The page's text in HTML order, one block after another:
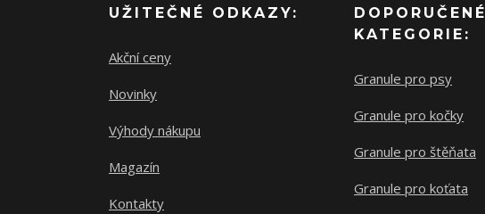
UŽITEČNÉ ODKAZY:
Akční ceny
Novinky
Výhody nákupu
Magazín
Kontakty
DOPORUČENÉ
KATEGORIE:
Granule pro psy
Granule pro kočky
Granule pro štěňata
Granule pro koťata